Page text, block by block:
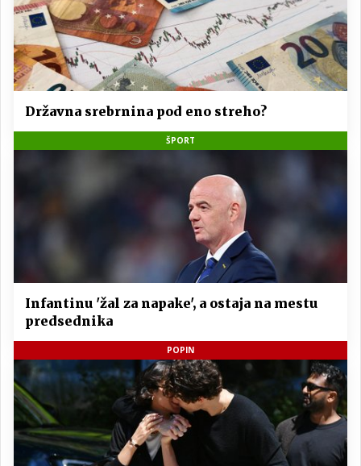
Državna srebrnina pod eno streho?
ŠPORT
Infantinu 'žal za napake', a ostaja na mestu
predsednika
POPIN